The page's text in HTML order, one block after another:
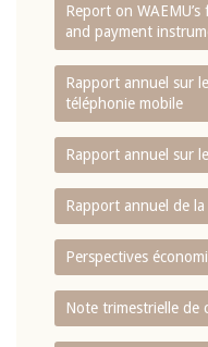
Report on
and payment
Rapport annuel sur
téléphonie mobile
Rapport annuel sur
Rapport annuel de la
Perspectives
Note trimestrielle de